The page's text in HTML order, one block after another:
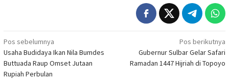
Navigasi
pos
Pos sebelumnya
Usaha Budidaya Ikan Nila Bumdes
Buttuada Raup Omset Jutaan
Rupiah Perbulan
Pos berikutnya
Gubernur Sulbar Gelar Safari
Ramadan 1447 Hijriah di Topoyo